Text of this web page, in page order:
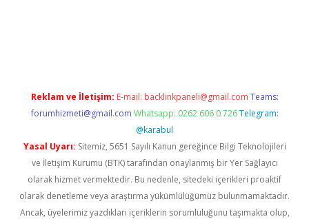
Reklam ve İletişim: E-mail: backlinkpaneli@gmail.com Teams:
forumhizmeti@gmail.com Whatsapp: 0262 606 0 726 Telegram:
@karabul
Yasal Uyarı: Sitemiz, 5651 Sayılı Kanun gereğince Bilgi Teknolojileri
ve İletişim Kurumu (BTK) tarafından onaylanmış bir Yer Sağlayıcı
olarak hizmet vermektedir. Bu nedenle, sitedeki içerikleri proaktif
olarak denetleme veya araştırma yükümlülüğümüz bulunmamaktadır.
Ancak, üyelerimiz yazdıkları içeriklerin sorumluluğunu taşımakta olup,